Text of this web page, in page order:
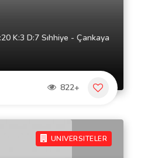
K:3 D:7 Sıhhiye - Çankaya
822+
UNIVERSITELER